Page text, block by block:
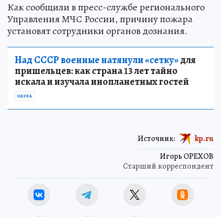
Как сообщили в пресс-службе регионального
Управления МЧС России, причину пожара
установят сотрудники органов дознания.
Над СССР военные натянули «сетку»для
пришельцев: как страна 13 лет тайно
искала и изучала инопланетных гостей
НАУКА
Игорь ОРЕХОВ
Старший корреспондент
Источник: kp.ru